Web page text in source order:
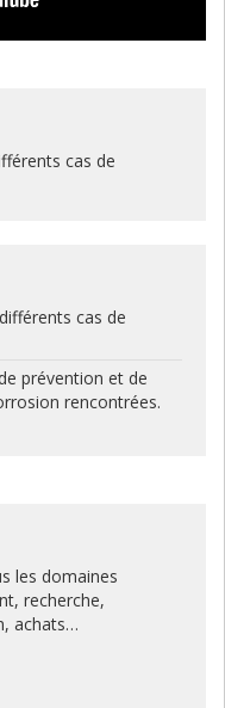
cas de
cas de
prévention et de
rencontrées.
les domaines
recherche,
achats…